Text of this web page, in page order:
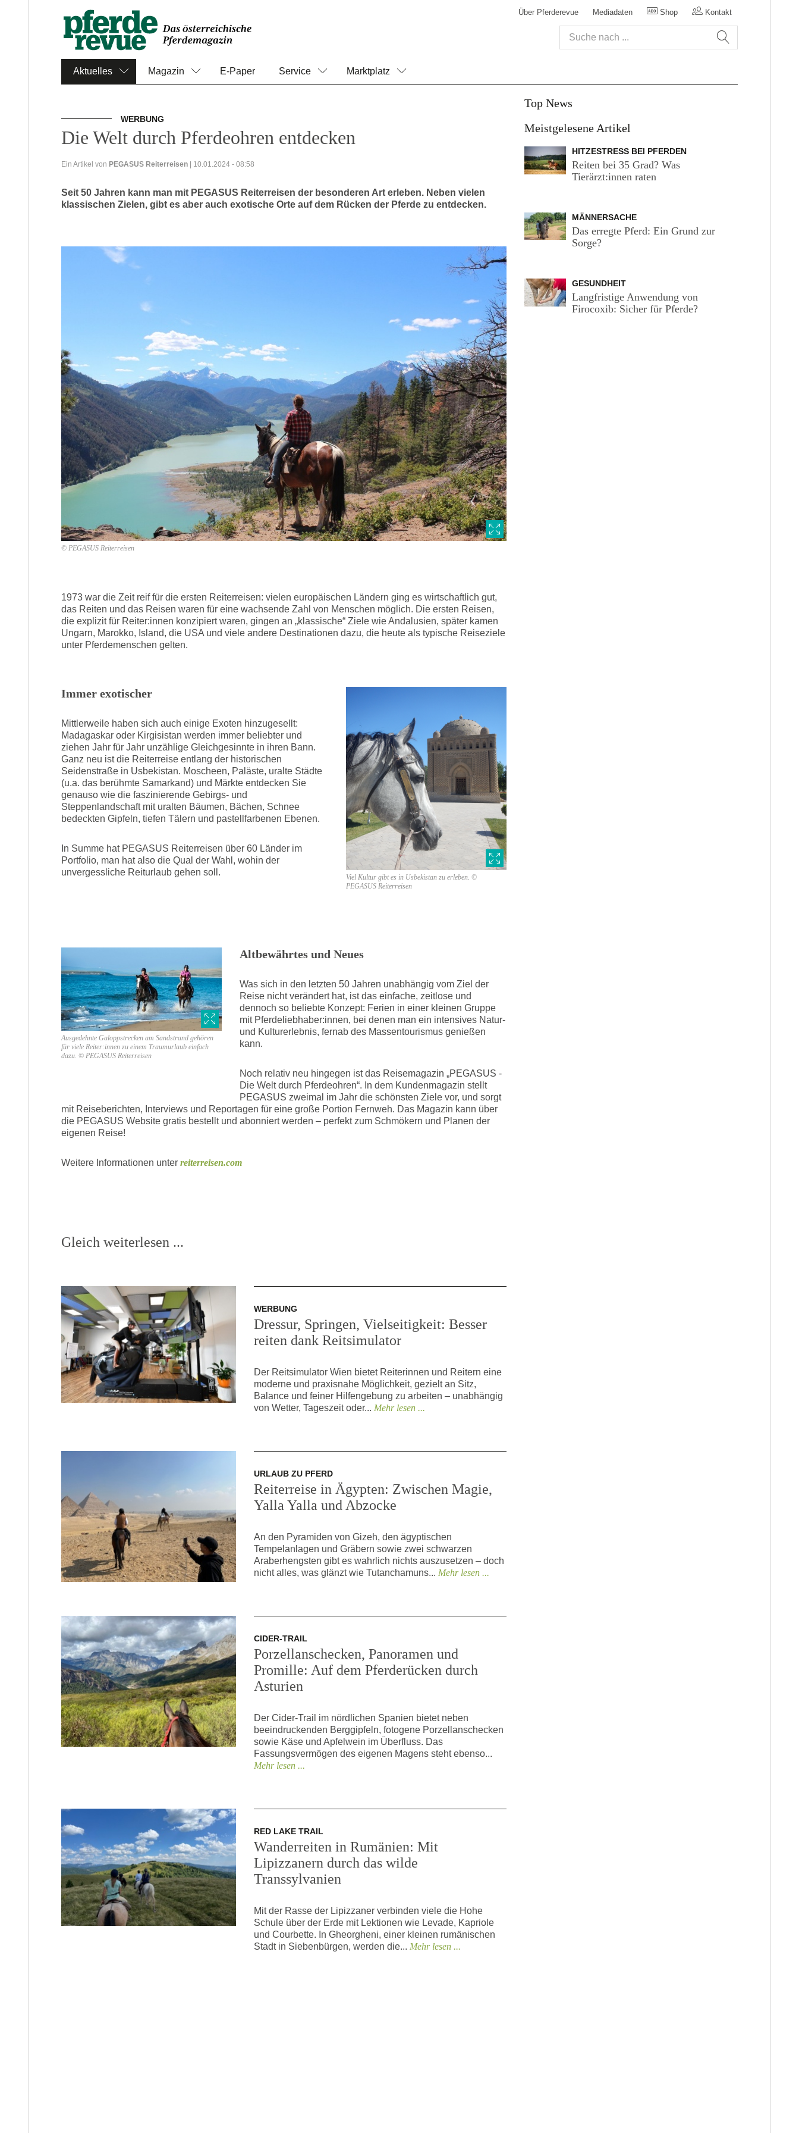
Über Pferderevue Mediadaten Shop Kontakt
Aktuelles Magazin E-Paper Service Marktplatz
WERBUNG
Die Welt durch Pferdeohren entdecken
Ein Artikel von PEGASUS Reiterreisen | 10.01.2024 - 08:58
Seit 50 Jahren kann man mit PEGASUS Reiterreisen der besonderen Art erleben. Neben vielen
klassischen Zielen, gibt es aber auch exotische Orte auf dem Rücken der Pferde zu entdecken.
© PEGASUS Reiterreisen
1973 war die Zeit reif für die ersten Reiterreisen: vielen europäischen Ländern ging es wirtschaftlich gut,
das Reiten und das Reisen waren für eine wachsende Zahl von Menschen möglich. Die ersten Reisen,
die explizit für Reiter:innen konzipiert waren, gingen an „klassische“ Ziele wie Andalusien, später kamen
Ungarn, Marokko, Island, die USA und viele andere Destinationen dazu, die heute als typische Reiseziele
unter Pferdemenschen gelten.
Viel Kultur gibt es in Usbekistan zu erleben. ©
PEGASUS Reiterreisen
Immer exotischer
Mittlerweile haben sich auch einige Exoten hinzugesellt:
Madagaskar oder Kirgisistan werden immer beliebter und
ziehen Jahr für Jahr unzählige Gleichgesinnte in ihren Bann.
Ganz neu ist die Reiterreise entlang der historischen
Seidenstraße in Usbekistan. Moscheen, Paläste, uralte Städte
(u.a. das berühmte Samarkand) und Märkte entdecken Sie
genauso wie die faszinierende Gebirgs- und
Steppenlandschaft mit uralten Bäumen, Bächen, Schnee
bedeckten Gipfeln, tiefen Tälern und pastellfarbenen Ebenen.
In Summe hat PEGASUS Reiterreisen über 60 Länder im
Portfolio, man hat also die Qual der Wahl, wohin der
unvergessliche Reiturlaub gehen soll.
Ausgedehnte Galoppstrecken am Sandstrand gehören
für viele Reiter:innen zu einem Traumurlaub einfach
dazu. © PEGASUS Reiterreisen
Altbewährtes und Neues
Was sich in den letzten 50 Jahren unabhängig vom Ziel der
Reise nicht verändert hat, ist das einfache, zeitlose und
dennoch so beliebte Konzept: Ferien in einer kleinen Gruppe
mit Pferdeliebhaber:innen, bei denen man ein intensives Natur-
und Kulturerlebnis, fernab des Massentourismus genießen
kann.
Noch relativ neu hingegen ist das Reisemagazin „PEGASUS -
Die Welt durch Pferdeohren“. In dem Kundenmagazin stellt
PEGASUS zweimal im Jahr die schönsten Ziele vor, und sorgt
mit Reiseberichten, Interviews und Reportagen für eine große Portion Fernweh. Das Magazin kann über
die PEGASUS Website gratis bestellt und abonniert werden – perfekt zum Schmökern und Planen der
eigenen Reise!
Weitere Informationen unter reiterreisen.com
Gleich weiterlesen ...
WERBUNG
Dressur, Springen, Vielseitigkeit: Besser
reiten dank Reitsimulator
Der Reitsimulator Wien bietet Reiterinnen und Reitern eine
moderne und praxisnahe Möglichkeit, gezielt an Sitz,
Balance und feiner Hilfengebung zu arbeiten – unabhängig
von Wetter, Tageszeit oder... Mehr lesen ...
URLAUB ZU PFERD
Reiterreise in Ägypten: Zwischen Magie,
Yalla Yalla und Abzocke
An den Pyramiden von Gizeh, den ägyptischen
Tempelanlagen und Gräbern sowie zwei schwarzen
Araberhengsten gibt es wahrlich nichts auszusetzen – doch
nicht alles, was glänzt wie Tutanchamuns... Mehr lesen ...
CIDER-TRAIL
Porzellanschecken, Panoramen und
Promille: Auf dem Pferderücken durch
Asturien
Der Cider-Trail im nördlichen Spanien bietet neben
beeindruckenden Berggipfeln, fotogene Porzellanschecken
sowie Käse und Apfelwein im Überfluss. Das
Fassungsvermögen des eigenen Magens steht ebenso...
Mehr lesen ...
RED LAKE TRAIL
Wanderreiten in Rumänien: Mit
Lipizzanern durch das wilde
Transsylvanien
Mit der Rasse der Lipizzaner verbinden viele die Hohe
Schule über der Erde mit Lektionen wie Levade, Kapriole
und Courbette. In Gheorgheni, einer kleinen rumänischen
Stadt in Siebenbürgen, werden die... Mehr lesen ...
Top News
Meistgelesene Artikel
HITZESTRESS BEI PFERDEN
Reiten bei 35 Grad? Was
Tierärzt:innen raten
MÄNNERSACHE
Das erregte Pferd: Ein Grund zur
Sorge?
GESUNDHEIT
Langfristige Anwendung von
Firocoxib: Sicher für Pferde?